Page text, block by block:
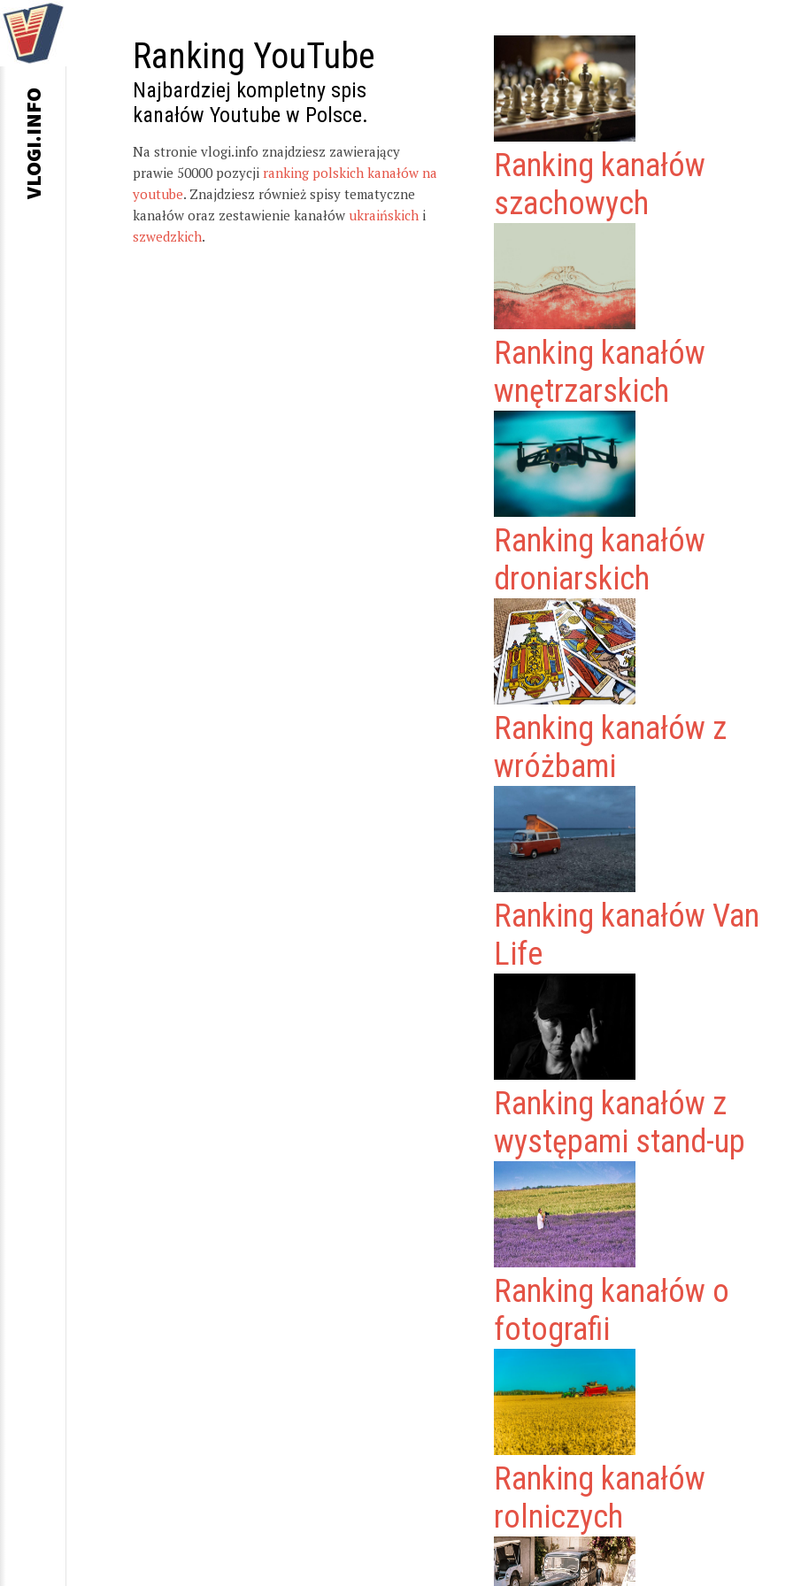
Ranking YouTube
Najbardziej kompletny spis
kanałów Youtube w Polsce.
Na stronie vlogi.info znajdziesz zawierający
prawie 50000 pozycji ranking polskich kanałów na
youtube. Znajdziesz również spisy tematyczne
kanałów oraz zestawienie kanałów ukraińskich i
szwedzkich.
Ranking kanałów
szachowych
Ranking kanałów
wnętrzarskich
Ranking kanałów
droniarskich
Ranking kanałów z
wróżbami
Ranking kanałów Van
Life
Ranking kanałów z
występami stand-up
Ranking kanałów o
fotografii
Ranking kanałów
rolniczych
VLOGI.INFO